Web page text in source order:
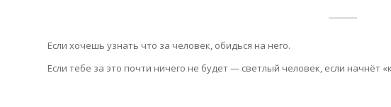
Если хочешь узнать что за человек, обидься на него.
Если тебе за это почти ничего не будет — светлый человек, если начнёт